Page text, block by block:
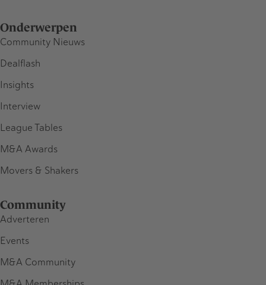
Onderwerpen
Community Nieuws
Dealflash
Insights
Interview
League Tables
M&A Awards
Movers & Shakers
Community
Adverteren
Events
M&A Community